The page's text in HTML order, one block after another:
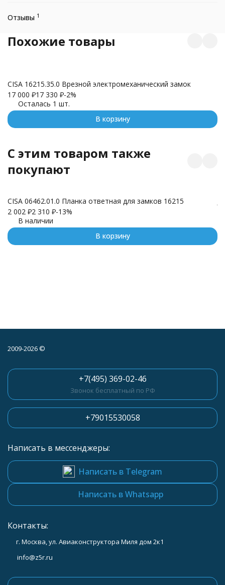
Отзывы 1
Похожие товары
CISA 16215.35.0 Врезной электромеханический замок
17 000 ₽17 330 ₽-2%
Осталась 1 шт.
В корзину
C этим товаром также
покупают
CISA 06462.01.0 Планка ответная для замков 16215
2 002 ₽2 310 ₽-13%
В наличии
В корзину
2009-2026 ©
+7(495) 369-02-46
Звонок бесплатный по РФ
+79015530058
Написать в мессенджеры:
Написать в Telegram
Написать в Whatsapp
Контакты:
г. Москва, ул. Авиаконструктора Миля дом 2к1
info@z5r.ru